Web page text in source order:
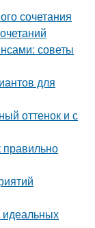
сочетания
советы
для
оттенок и с
правильно
идеальных